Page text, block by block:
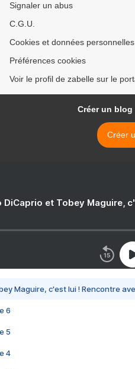
Signaler un abus
C.G.U.
Cookies et données personnelles
Préférences cookies
Voir le profil de zabelle sur le
Créer un
Créer
DiCaprio et Tobey Maguire,
Maguire, c'est lui ! Rencontre
6
5
4